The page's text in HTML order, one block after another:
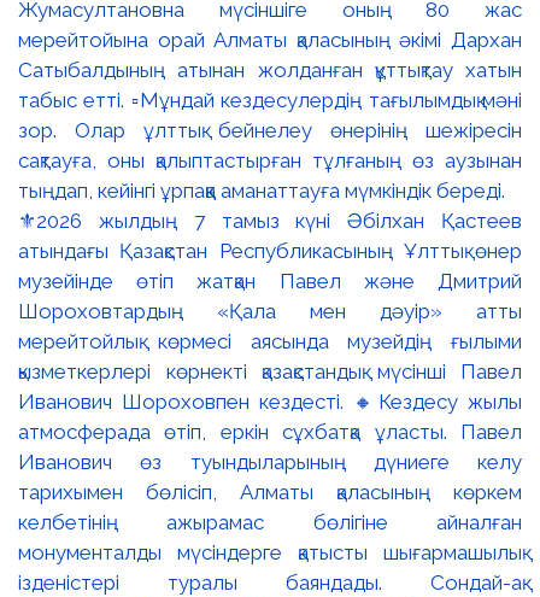
⚜️2026 жылдың 7 тамыз күні Әбілхан Қастеев
атындағы Қазақстан Республикасының Ұлттық өнер
музейінде өтіп жатқан Павел және Дмитрий
Шороховтардың «Қала мен дәуір» атты
мерейтойлық көрмесі аясында музейдің ғылыми
қызметкерлері көрнекті қазақстандық мүсінші Павел
Иванович Шороховпен кездесті. 🔸Кездесу жылы
атмосферада өтіп, еркін сұхбатқа ұласты. Павел
Иванович өз туындыларының дүниеге келу
тарихымен бөлісіп, Алматы қаласының көркем
келбетінің ажырамас бөлігіне айналған
монументалды мүсіндерге қатысты шығармашылық
ізденістері туралы баяндады. Сондай-ақ